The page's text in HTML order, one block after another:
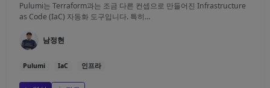
Pulumi는 Terraform과는 조금 다른 컨셉으로 만들어진 Infrastructure
as Code (IaC) 자동화 도구입니다. 특히...
남정현
Pulumi IaC 인프라